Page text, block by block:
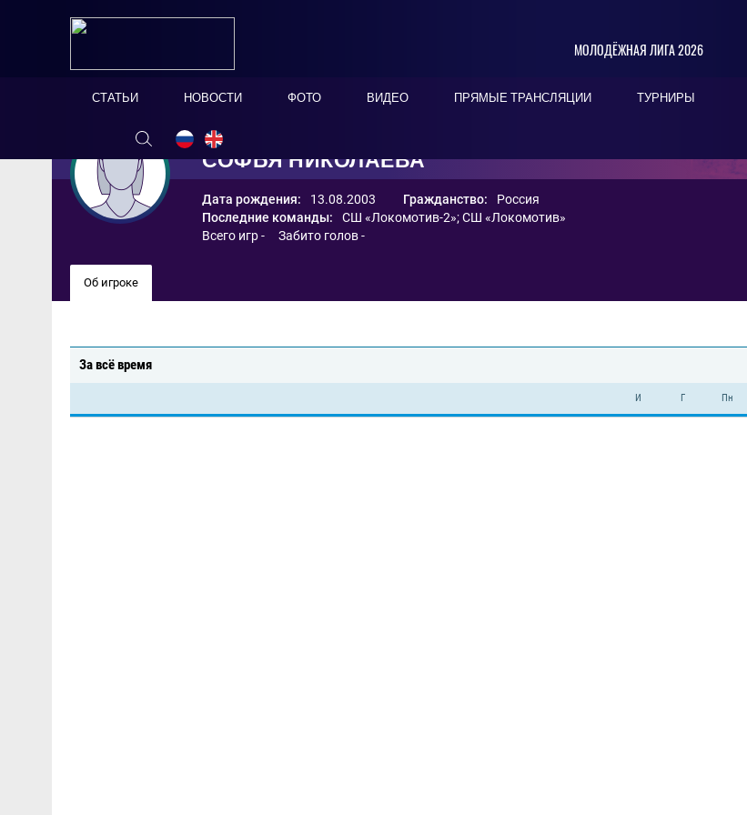
МОЛОДЁЖНАЯ ЛИГА 2026
СТАТЬИ НОВОСТИ ФОТО ВИДЕО ПРЯМЫЕ ТРАНСЛЯЦИИ ТУРНИРЫ
СОФЬЯ НИКОЛАЕВА
Дата рождения: 13.08.2003 Гражданство:
Россия
Последние команды:
СШ «Локомотив-2»;СШ «Локомотив»
Всего игр - Забито голов -
Об игроке
За всё время
И Г Пн